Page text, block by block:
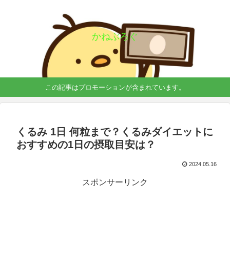
かねぶろぐ
この記事はプロモーションが含まれています。
くるみ 1日 何粒まで？くるみダイエットに
おすすめの1日の摂取目安は？
2024.05.16
スポンサーリンク